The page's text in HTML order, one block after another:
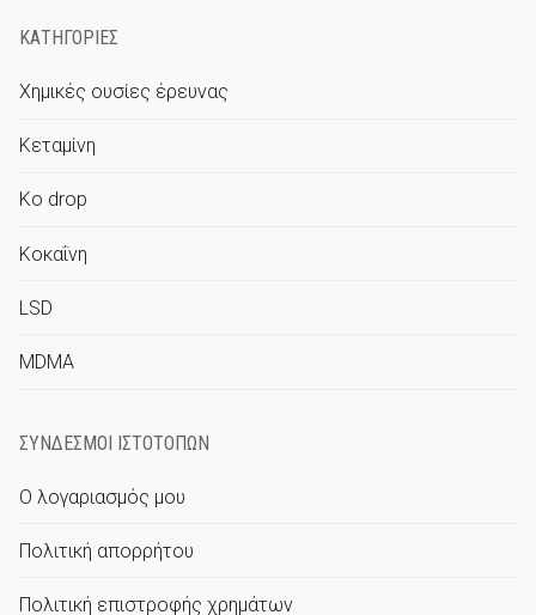
ΚΑΤΗΓΟΡΊΕΣ
Χημικές ουσίες έρευνας
Κεταμίνη
Ko drop
Κοκαΐνη
LSD
MDMA
ΣΎΝΔΕΣΜΟΙ ΙΣΤΟΤΌΠΩΝ
Ο λογαριασμός μου
Πολιτική απορρήτου
Πολιτική επιστροφής χρημάτων